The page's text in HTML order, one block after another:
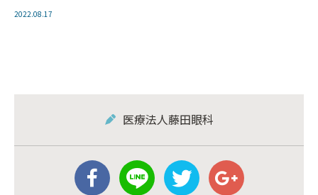
2022.08.17
医療法人藤田眼科